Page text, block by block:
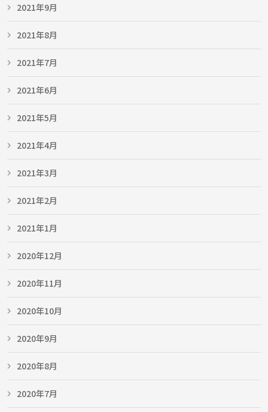
2021年9月
2021年8月
2021年7月
2021年6月
2021年5月
2021年4月
2021年3月
2021年2月
2021年1月
2020年12月
2020年11月
2020年10月
2020年9月
2020年8月
2020年7月